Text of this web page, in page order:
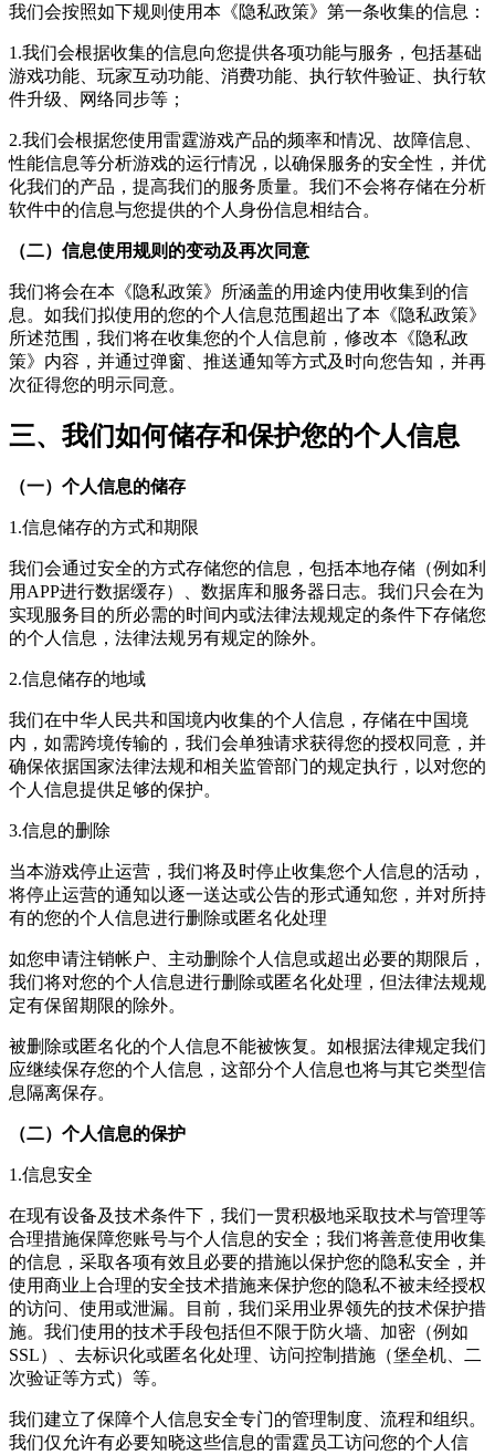
我们会按照如下规则使用本《隐私政策》第一条收集的信息：
1.我们会根据收集的信息向您提供各项功能与服务，包括基础
游戏功能、玩家互动功能、消费功能、执行软件验证、执行软
件升级、网络同步等；
2.我们会根据您使用雷霆游戏产品的频率和情况、故障信息、
性能信息等分析游戏的运行情况，以确保服务的安全性，并优
化我们的产品，提高我们的服务质量。我们不会将存储在分析
软件中的信息与您提供的个人身份信息相结合。
（二）信息使用规则的变动及再次同意
我们将会在本《隐私政策》所涵盖的用途内使用收集到的信
息。如我们拟使用的您的个人信息范围超出了本《隐私政策》
所述范围，我们将在收集您的个人信息前，修改本《隐私政
策》内容，并通过弹窗、推送通知等方式及时向您告知，并再
次征得您的明示同意。
三、我们如何储存和保护您的个人信息
（一）个人信息的储存
1.信息储存的方式和期限
我们会通过安全的方式存储您的信息，包括本地存储（例如利
用APP进行数据缓存）、数据库和服务器日志。我们只会在为
实现服务目的所必需的时间内或法律法规规定的条件下存储您
的个人信息，法律法规另有规定的除外。
2.信息储存的地域
我们在中华人民共和国境内收集的个人信息，存储在中国境
内，如需跨境传输的，我们会单独请求获得您的授权同意，并
确保依据国家法律法规和相关监管部门的规定执行，以对您的
个人信息提供足够的保护。
3.信息的删除
当本游戏停止运营，我们将及时停止收集您个人信息的活动，
将停止运营的通知以逐一送达或公告的形式通知您，并对所持
有的您的个人信息进行删除或匿名化处理
如您申请注销帐户、主动删除个人信息或超出必要的期限后，
我们将对您的个人信息进行删除或匿名化处理，但法律法规规
定有保留期限的除外。
被删除或匿名化的个人信息不能被恢复。如根据法律规定我们
应继续保存您的个人信息，这部分个人信息也将与其它类型信
息隔离保存。
（二）个人信息的保护
1.信息安全
在现有设备及技术条件下，我们一贯积极地采取技术与管理等
合理措施保障您账号与个人信息的安全；我们将善意使用收集
的信息，采取各项有效且必要的措施以保护您的隐私安全，并
使用商业上合理的安全技术措施来保护您的隐私不被未经授权
的访问、使用或泄漏。目前，我们采用业界领先的技术保护措
施。我们使用的技术手段包括但不限于防火墙、加密（例如
SSL）、去标识化或匿名化处理、访问控制措施（堡垒机、二
次验证等方式）等。
我们建立了保障个人信息安全专门的管理制度、流程和组织。
我们仅允许有必要知晓这些信息的雷霆员工访问您的个人信